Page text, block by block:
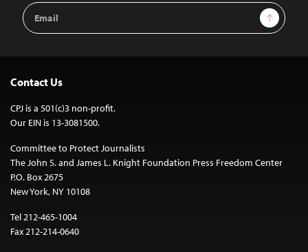
Email
Address
Sign Up
Contact Us
CPJ is a 501(c)3 non-profit.
Our EIN is 13-3081500.
Committee to Protect Journalists
The John S. and James L. Knight Foundation Press Freedom Center
P.O. Box 2675
New York, NY 10108
Tel 212-465-1004
Fax 212-214-0640